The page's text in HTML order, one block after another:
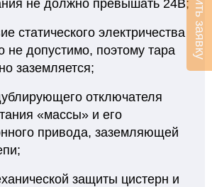
не должно превышать 24В;
статического электричества
не допустимо, поэтому тара
заземляется;
отключателя
«массы» и его
привода, заземляющей
защиты цистерн и